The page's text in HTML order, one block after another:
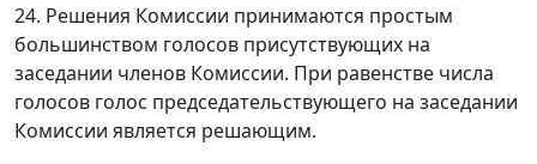
24. Решения Комиссии принимаются простым
большинством голосов присутствующих на
заседании членов Комиссии. При равенстве числа
голосов голос председательствующего на заседании
Комиссии является решающим.